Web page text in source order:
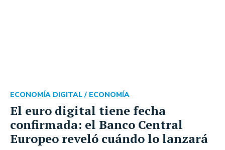
El euro digital tiene fecha
confirmada: el Banco Central
Europeo reveló cuándo lo lanzará
ECONOMÍA DIGITAL / ECONOMÍA